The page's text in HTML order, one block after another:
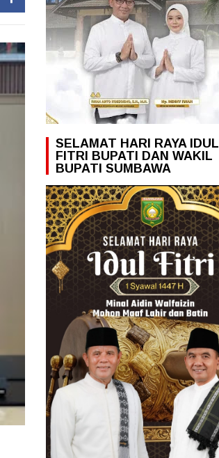
SELAMAT HARI RAYA IDUL
FITRI BUPATI DAN WAKIL
BUPATI SUMBAWA